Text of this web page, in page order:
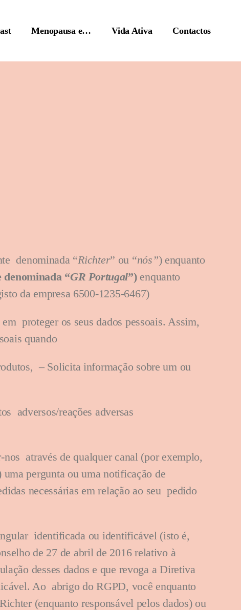
Menopausa e… Vida Ativa Contactos
denominada “Richter” ou “nós”) enquanto
“GR Portugal”) enquanto
da empresa 6500-1235-6467)
proteger os seus dados pessoais. Assim,
quando
– Solicita informação sobre um ou
adversos/reações adversas
através de qualquer canal (por exemplo,
pergunta ou uma notificação de
necessárias em relação ao seu pedido
identificada ou identificável (isto é,
de 27 de abril de 2016 relativo à
desses dados e que revoga a Diretiva
Ao abrigo do RGPD, você enquanto
(enquanto responsável pelos dados) ou